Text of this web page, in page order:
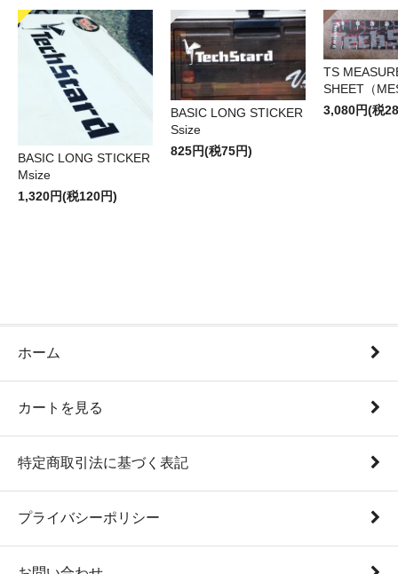
BASIC LONG STICKER
Msize
1,320円(税120円)
BASIC LONG STICKER
Ssize
825円(税75円)
TS
SHEET（
3,080円(税
ホーム
カートを見る
特定商取引法に基づく表記
プライバシーポリシー